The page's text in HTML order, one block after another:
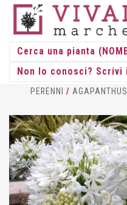
PERENNI / AGAPANTHUS